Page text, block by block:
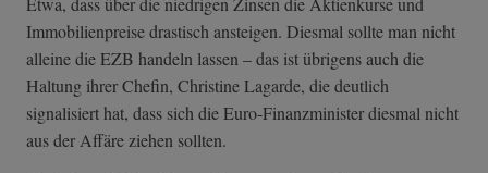
Immobilienpreise drastisch ansteigen. Diesmal sollte man nicht
alleine die EZB handeln lassen – das ist übrigens auch die
Haltung ihrer Chefin, Christine Lagarde, die deutlich
signalisiert hat, dass sich die Euro-Finanzminister diesmal nicht
aus der Affäre ziehen sollten.